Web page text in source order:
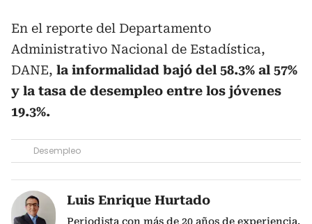
En el reporte del Departamento
Administrativo Nacional de Estadística,
DANE, la informalidad bajó del 58.3% al 57%
y la tasa de desempleo entre los jóvenes
19.3%.
Desempleo
Luis Enrique Hurtado
Periodista con más de 20 años de experiencia.